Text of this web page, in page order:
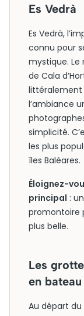
Es Vedrà
Es Vedrà,
connu pour
mystique. Le
de Cala
littéralement
l’ambiance
simplicité.
les plus
îles Baléares.
Éloignez-
principal :
promontoire
plus belle.
Les
en bateau
Au départ